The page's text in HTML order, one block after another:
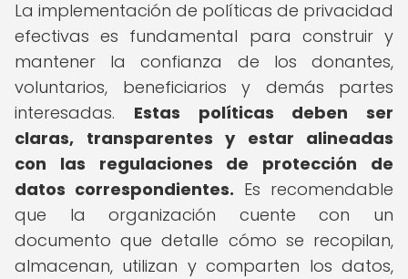
La implementación de políticas de privacidad
efectivas es fundamental para construir y
mantener la confianza de los donantes,
voluntarios, beneficiarios y demás partes
interesadas. Estas políticas deben ser
claras, transparentes y estar alineadas
con las regulaciones de protección de
datos correspondientes. Es recomendable
que la organización cuente con un
documento que detalle cómo se recopilan,
almacenan, utilizan y comparten los datos,